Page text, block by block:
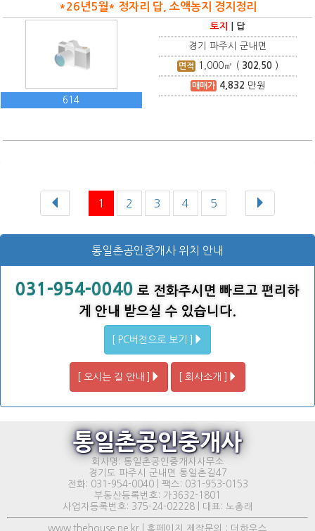
*26년5월* 정자리 답, 소액농지 경지정리
614
토지 답
경기 파주시 군내면
면적 1,000㎡ ( 302.50 )
매매가 4,832 만원
1 2 3 4 5
통일촌공인중개사 위치 안내
031-954-0040 로 전화주시면 빠르고 편리하
게 안내 받으실 수 있습니다.
[ PC버전으로 보기 ]
[ 오시는 길 안내 ] [ 회사소개 ]
통일촌공인중개사
회사명: 통일촌공인중개사사무소
경기도 파주시 군내면 통일촌길47
전화: 031-954-0040 | 팩스: 031-953-0153
부동산등록번호: 가3632-1801
사업자등록번호: 375-24-02228 | 대표: 노총래
www.thehouse.ne.kr | 홈페이지 제작문의 : 더하우스